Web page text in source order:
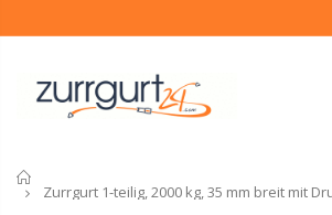
Zurrgurt 1-teilig, 2000 kg, 35 mm breit mit